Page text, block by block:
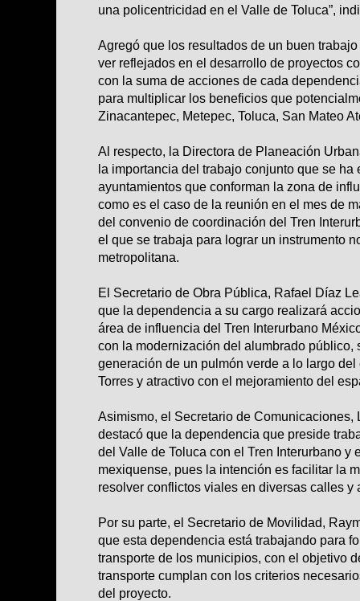
una policentricidad en el Valle de Toluca”,
Agregó que los resultados de un buen
ver reflejados en el desarrollo de proyectos
con la suma de acciones de cada
para multiplicar los beneficios que
Zinacantepec, Metepec, Toluca, San Mateo
Al respecto, la Directora de Planeación
la importancia del trabajo conjunto que se
ayuntamientos que conforman la zona de
como es el caso de la reunión en el mes de
del convenio de coordinación del Tren
el que se trabaja para lograr un instrumento
metropolitana.
El Secretario de Obra Pública, Rafael Díaz
que la dependencia a su cargo realizará
área de influencia del Tren Interurbano
con la modernización del alumbrado público,
generación de un pulmón verde a lo largo
Torres y atractivo con el mejoramiento del
Asimismo, el Secretario de Comunicaciones,
destacó que la dependencia que preside
del Valle de Toluca con el Tren Interurbano y
mexiquense, pues la intención es facilitar la
resolver conflictos viales en diversas calles y
Por su parte, el Secretario de Movilidad,
que esta dependencia está trabajando para
transporte de los municipios, con el objetivo
transporte cumplan con los criterios
del proyecto.